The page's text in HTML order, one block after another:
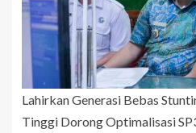
Lahirkan Generasi Bebas
Tinggi Dorong Optimalisasi